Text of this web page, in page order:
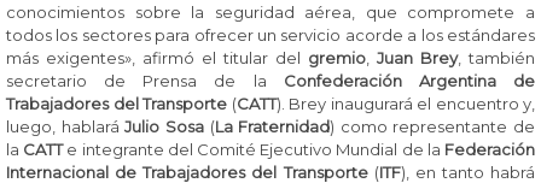
conocimientos sobre la seguridad aérea, que compromete a
todos los sectores para ofrecer un servicio acorde a los estándares
más exigentes», afirmó el titular del gremio Juan Brey, también
secretario de Prensa de la Confederación Argentina de
Trabajadores del Transporte (CATT). Brey inaugurará el encuentro y,
luego, hablaráJulio Sosa(La Fraternidad) como representante de
la CATTe integrante del Comité Ejecutivo Mundial de la Federación
Internacional de Trabajadores del Transporte(ITF), en tanto habrá